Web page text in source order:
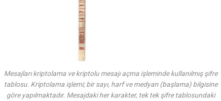
Mesajları kriptolama ve kriptolu mesajı açma işleminde kullanılmış şifre
tablosu. Kriptolama işlemi; bir sayı, harf ve medyan (başlama) bilgisine
göre yapılmaktadır. Mesajdaki her karakter, tek tek şifre tablosundaki